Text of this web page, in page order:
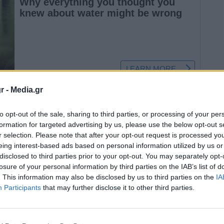
- Media.gr
opt-out of the sale, sharing to third parties, or processing of your
for targeted advertising by us, please use the below opt-out
selection. Please note that after your opt-out request is processed
interest-based ads based on personal information utilized by us
to third parties prior to your opt-out. You may separately
of your personal information by third parties on the IAB’s list of
This information may also be disclosed by us to third parties on the
Participants that may further disclose it to other third parties.
σεμνή συνάδελφος που την είχαμε
ρόλους στο θέατρο», έγραψε ο
βουλευτής πια Νότιου Τομέα Αθήνας,
κόρη του σπουδαίου μας ηθοποιού
με πολλή αγάπη την τέχνη μας. Καλό
όλους εμάς συλλυπητήρια στην οικογένειά
Ξένια Ζερβού, που «έσβησε» στο κατώφλι